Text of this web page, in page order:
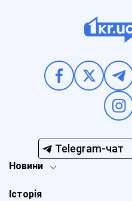
Telegram-чат
Новини
Історія